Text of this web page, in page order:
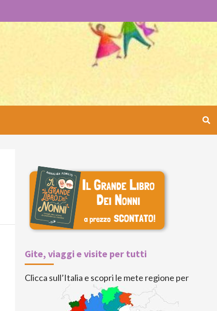
Gite, viaggi e visite per tutti
Clicca sull’Italia e scopri le mete regione per